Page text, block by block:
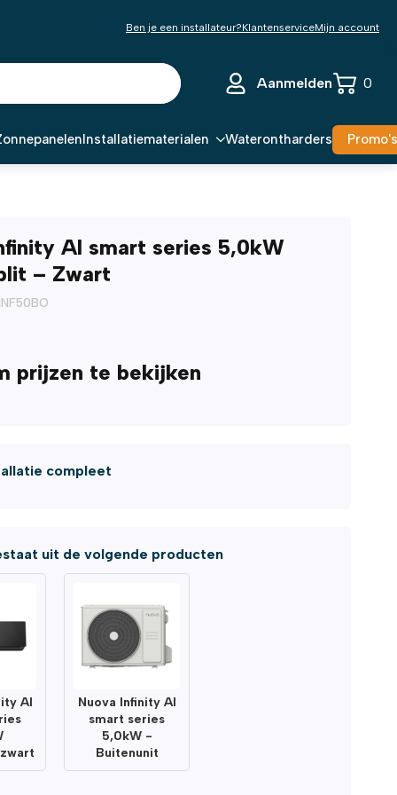
Ben je een installateur?KlantenserviceMijn account
Aanmelden 0
Installatiematerialen Waterontharders Promo's
AI smart series 5,0kW
– Zwart
prijzen te bekijken
compleet
uit de volgende producten
AI
Nuova Infinity AI
smart series
5,0kW -
Buitenunit